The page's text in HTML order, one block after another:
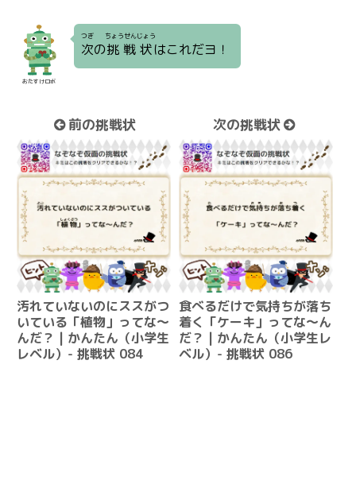
おたすけロボ
次
つぎ
の挑戦状
ちょうせんじょう
はこれだヨ！
前の挑戦状
汚れていないのにススがつ
いている「植物」ってな～
んだ？ | かんたん（小学生
レベル）- 挑戦状 084
次の挑戦状
食べるだけで気持ちが落ち
着く「ケーキ」ってな～ん
だ？ | かんたん（小学生レ
ベル）- 挑戦状 086